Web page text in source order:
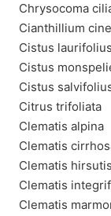
Chrysocoma
Cianthillium
Cistus laurifolius
Cistus
Cistus
Citrus trifoliata
Clematis alpina
Clematis
Clematis
Clematis
Clematis